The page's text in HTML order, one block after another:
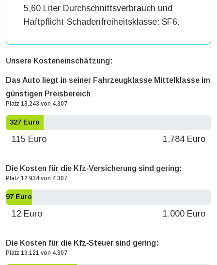
5,60 Liter Durchschnittsverbrauch und
Haftpflicht-Schadenfreiheitsklasse: SF6.
Unsere Kosteneinschätzung:
Das Auto liegt in seiner Fahrzeugklasse Mittelklasse im
günstigen Preisbereich
Platz 13.243 von 4.307
327 Euro
115 Euro 1.784 Euro
Die Kosten für die Kfz‐Versicherung sind gering:
Platz 12.934 von 4.307
97 Euro
12 Euro 1.000 Euro
Die Kosten für die Kfz‐Steuer sind gering:
Platz 19.121 von 4.307